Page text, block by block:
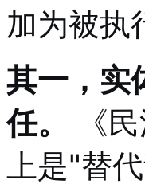
加为被执
其一，实
任。
《
上是"替